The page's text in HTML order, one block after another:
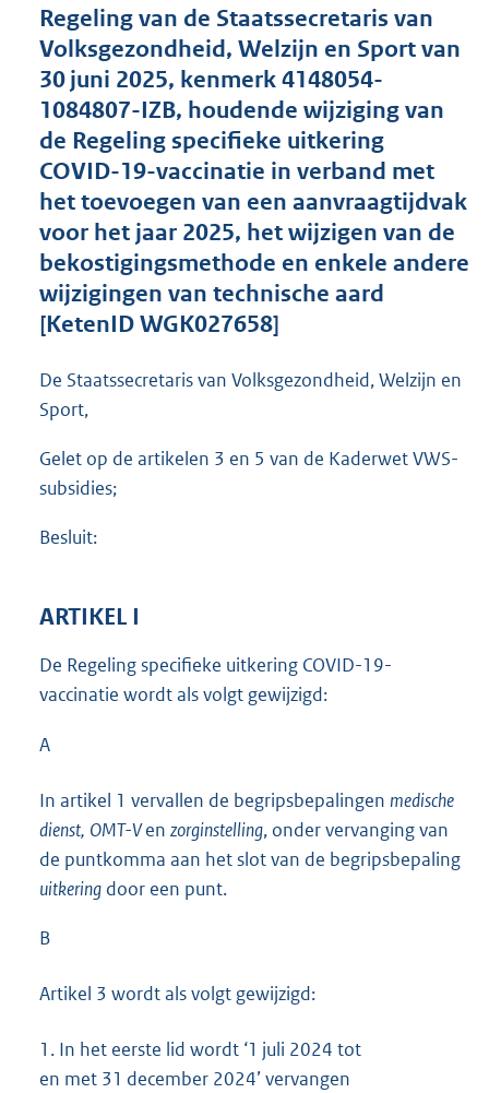
d
s
g
o
o
e
:
4
0
Regeling van de Staatssecretaris van
Volksgezondheid, Welzijn en Sport van
30 juni 2025, kenmerk 4148054-
1084807-IZB, houdende wijziging van
de Regeling specifieke uitkering
COVID-19-vaccinatie in verband met
het toevoegen van een aanvraagtijdvak
voor het jaar 2025, het wijzigen van de
bekostigingsmethode en enkele andere
wijzigingen van technische aard
[KetenID WGK027658]
De Staatssecretaris van Volksgezondheid, Welzijn en
Sport,
Gelet op de artikelen 3 en 5 van de Kaderwet VWS-
subsidies;
Besluit:
ARTIKEL I
De Regeling specifieke uitkering COVID-19-
vaccinatie wordt als volgt gewijzigd:
A
In artikel 1 vervallen de begripsbepalingen medische
dienst, OMT-Ven zorginstelling, onder vervanging van
de puntkomma aan het slot van de begripsbepaling
uitkering door een punt.
B
Artikel 3 wordt als volgt gewijzigd:
1. In het eerste lid wordt ‘1 juli 2024 tot
en met 31 december 2024’ vervangen